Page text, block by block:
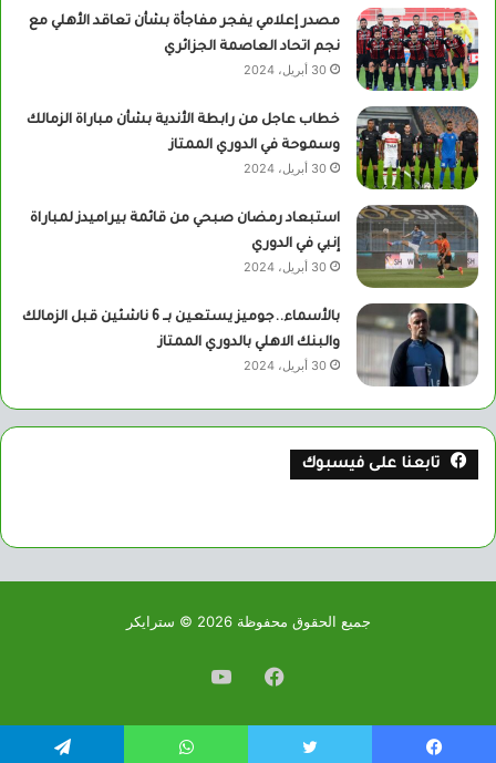
مصدر إعلامي يفجر مفاجأة بشأن تعاقد الأهلي مع
نجم اتحاد العاصمة الجزائري
30 أبريل، 2024
خطاب عاجل من رابطة الأندية بشأن مباراة الزمالك
وسموحة في الدوري الممتاز
30 أبريل، 2024
استبعاد رمضان صبحي من قائمة بيراميدز لمباراة
إنبي في الدوري
30 أبريل، 2024
بالأسماء..جوميز يستعين بــ 6 ناشئين قبل الزمالك
والبنك الاهلي بالدوري الممتاز
30 أبريل، 2024
تابعنا على فيسبوك
جميع الحقوق محفوظة 2026 © سترايكر
فيسبوكيوتيوب